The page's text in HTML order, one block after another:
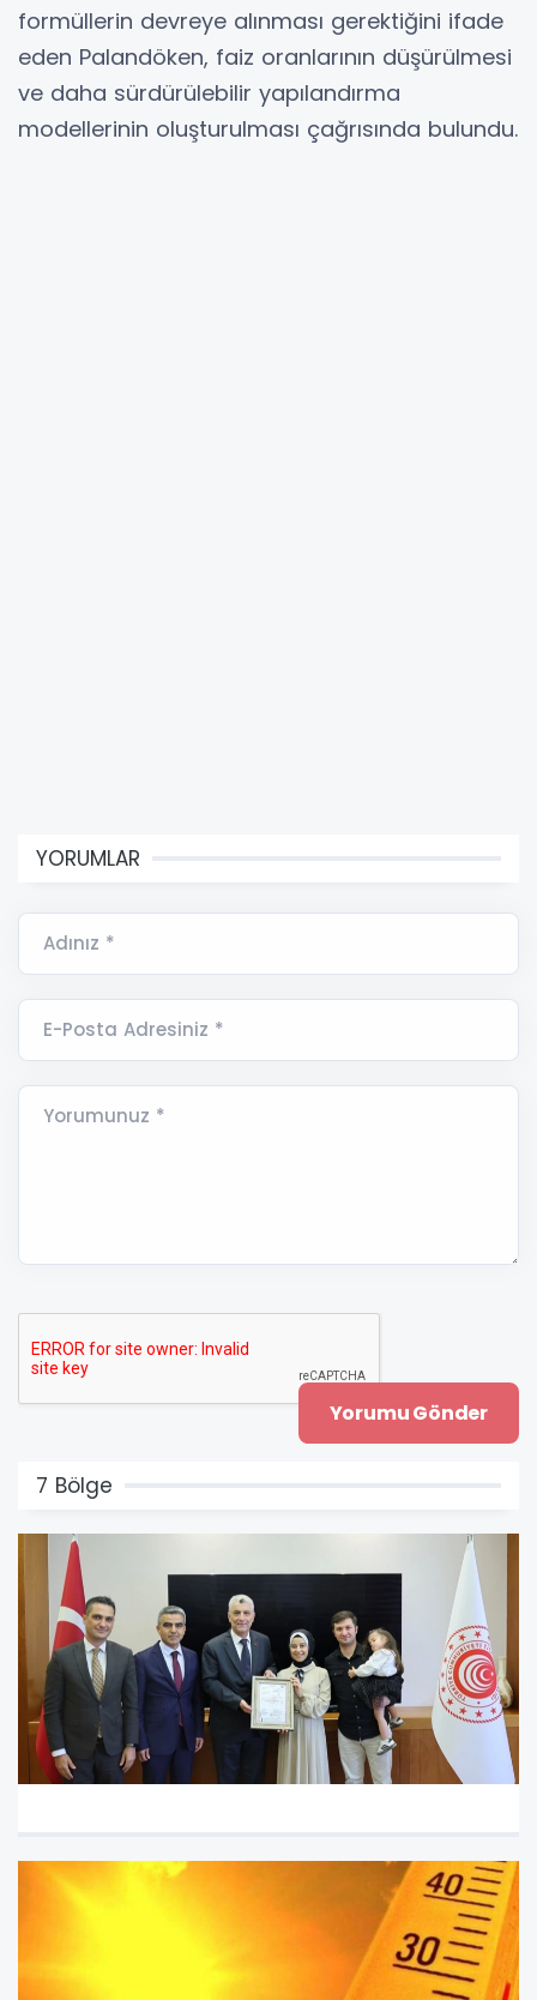
formüllerin devreye alınması gerektiğini ifade
eden Palandöken, faiz oranlarının düşürülmesi
ve daha sürdürülebilir yapılandırma
modellerinin oluşturulması çağrısında bulundu.
YORUMLAR
Adınız *
E-Posta Adresiniz *
Yorumunuz *
7 Bölge